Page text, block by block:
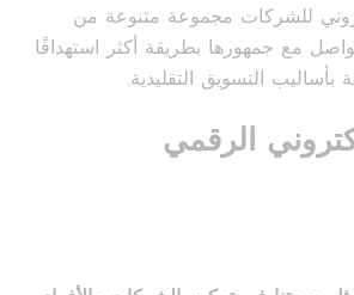
للشركات مجموعة متنوعة من
مع جمهورها بطريقة أكثر استهدافًا
بأساليب التسويق التقليدية.
الرقمي